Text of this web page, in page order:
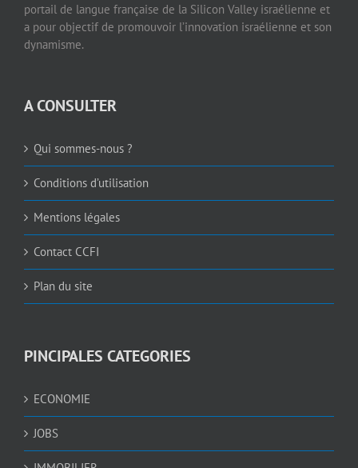
portail de langue française de la Silicon Valley israélienne et
a pour objectif de promouvoir l’innovation israélienne et son
dynamisme.
A CONSULTER
Qui sommes-nous ?
Conditions d’utilisation
Mentions légales
Contact CCFI
Plan du site
PINCIPALES CATEGORIES
ECONOMIE
JOBS